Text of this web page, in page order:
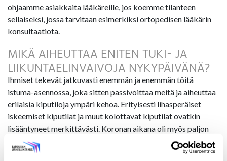
ohjaamme asiakkaita lääkäreille, jos koemme tilanteen
sellaiseksi, jossa tarvitaan esimerkiksi ortopedisen lääkärin
konsultaatiota.
MIKÄ AIHEUTTAA ENITEN TUKI- JA
LIIKUNTAELINVAIVOJA NYKYPÄIVÄNÄ?
Ihmiset tekevät jatkuvasti enemmän ja enemmän töitä
istuma-asennossa, joka sitten passivoittaa meitä ja aiheuttaa
erilaisia kiputiloja ympäri kehoa. Erityisesti lihasperäiset
iskeemiset kiputilat ja muut kolottavat kiputilat ovatkin
lisääntyneet merkittävästi. Koronan aikana oli myös paljon
potilaita, joilla oli neurologisia oiretiloja kaulan seudulla ja se
sitten näkyy esimerkiksi sormien tai yläraajojen puutumisena.